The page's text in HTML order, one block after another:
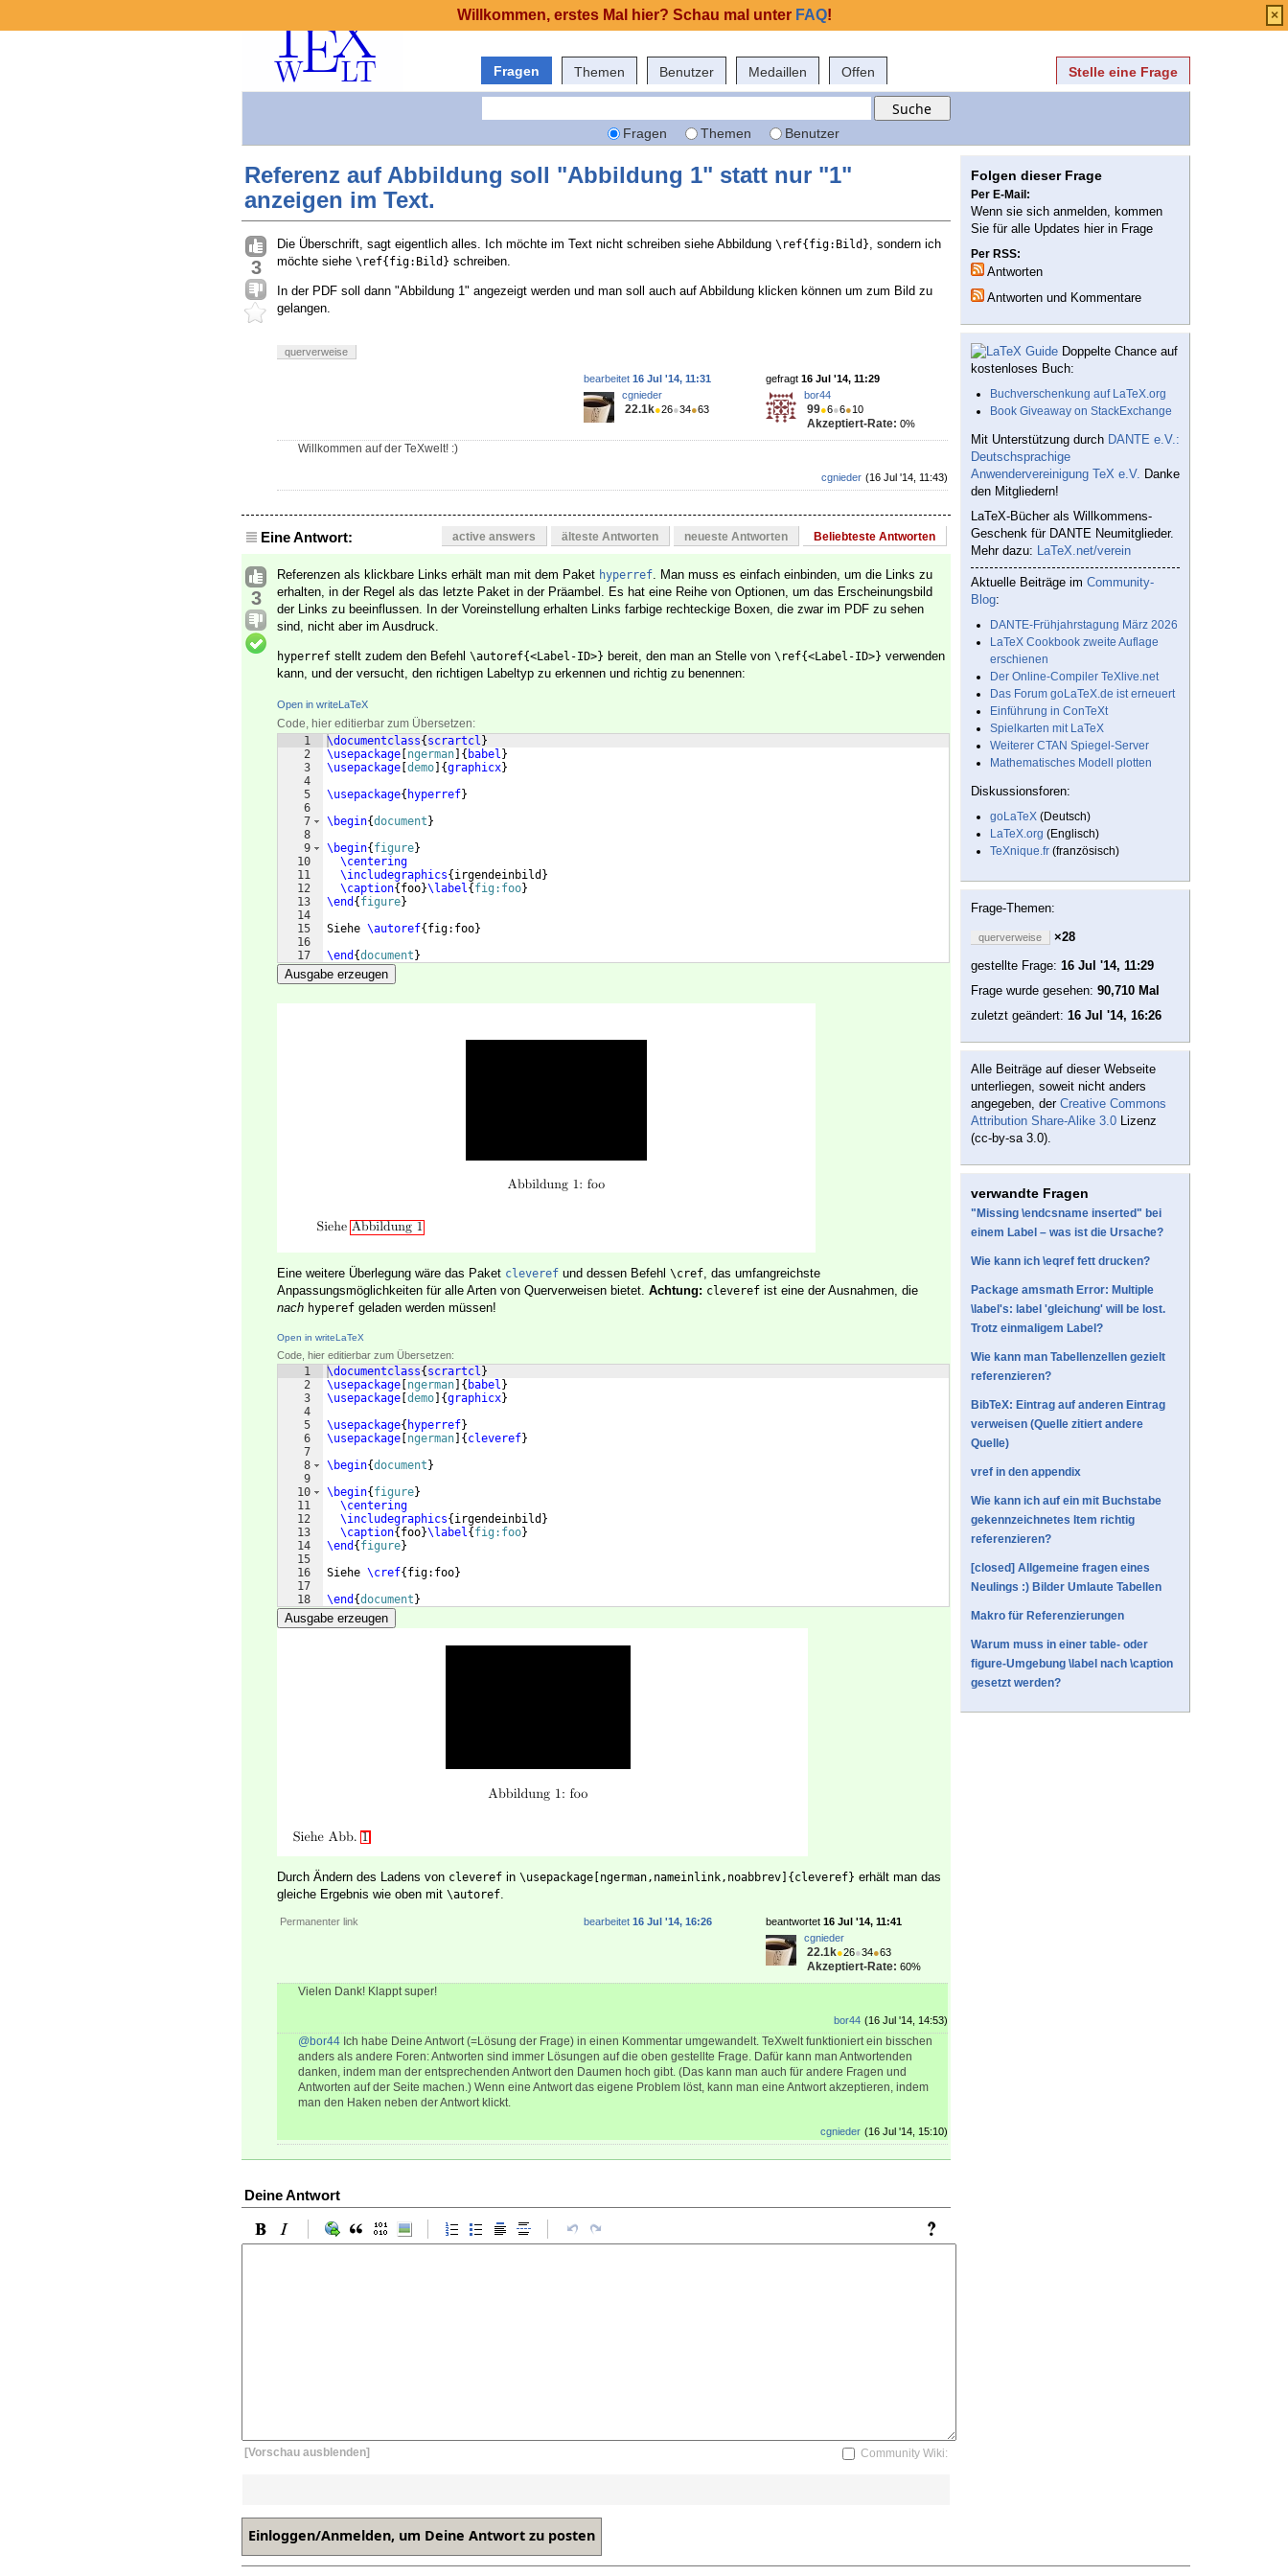
Fragen Themen Benutzer Medaillen Offen Stelle eine Frage
Fragen Themen Benutzer
Referenz auf Abbildung soll "Abbildung 1" statt nur "1"
anzeigen im Text.
3
Die Überschrift, sagt eigentlich alles. Ich möchte im Text nicht schreiben siehe Abbildung \ref{fig:Bild}, sondern ich
möchte siehe \ref{fig:Bild} schreiben.
In der PDF soll dann "Abbildung 1" angezeigt werden und man soll auch auf Abbildung klicken können um zum Bild zu
gelangen.
querverweise
gefragt 16 Jul '14, 11:29
bor44
99●6●6●10
Akzeptiert-Rate: 0%
bearbeitet 16 Jul '14, 11:31
cgnieder
22.1k●26●34●63
Willkommen auf der TeXwelt! :)
(16 Jul '14, 11:43)
cgnieder
Eine Antwort: active answers älteste Antworten neueste Antworten Beliebteste Antworten
3
Referenzen als klickbare Links erhält man mit dem Paket hyperref. Man muss es einfach einbinden, um die Links zu
erhalten, in der Regel als das letzte Paket in der Präambel. Es hat eine Reihe von Optionen, um das Erscheinungsbild
der Links zu beeinflussen. In der Voreinstellung erhalten Links farbige rechteckige Boxen, die zwar im PDF zu sehen
sind, nicht aber im Ausdruck.
hyperref stellt zudem den Befehl \autoref{<Label-ID>} bereit, den man an Stelle von \ref{<Label-ID>} verwenden
kann, und der versucht, den richtigen Labeltyp zu erkennen und richtig zu benennen:
Open in writeLaTeX
Code, hier editierbar zum Übersetzen:
1
2
3
4
5
6
7
8
9
10
11
12
13
14
15
16
17
\documentclass{ scrartcl }
\usepackage ngerman { babel }
\usepackage demo {graphicx}
\usepackage{ hyperref}
\begin{document }
\begin{ figure}
\centering
\includegraphics{ irgendeinbild }
\caption{ foo}\label{ fig:foo}
\end { figure}
Siehe \autoref{ fig:foo}
\end {document }
Ausgabe erzeugen
Eine weitere Überlegung wäre das Paket cleveref und dessen Befehl \cref, das umfangreichste
Anpassungsmöglichkeiten für alle Arten von Querverweisen bietet. Achtung: cleveref ist eine der Ausnahmen, die
nach hyperef geladen werden müssen!
Open in writeLaTeX
Code, hier editierbar zum Übersetzen:
1
2
3
4
5
6
7
8
9
10
11
12
13
14
15
16
17
18
\documentclass{ scrartcl }
\usepackage ngerman { babel }
\usepackage demo {graphicx}
\usepackage{ hyperref}
\usepackage ngerman { cleveref}
\begin{document }
\begin{ figure}
\centering
\includegraphics{ irgendeinbild }
\caption{ foo}\label{ fig:foo}
\end { figure}
Siehe \cref{ fig:foo}
\end {document }
Ausgabe erzeugen
Durch Ändern des Ladens von cleveref in \usepackage[ngerman,nameinlink,noabbrev]{cleveref} erhält man das
gleiche Ergebnis wie oben mit \autoref.
Permanenter link beantwortet 16 Jul '14, 11:41
cgnieder
22.1k●26●34●63
Akzeptiert-Rate: 60%
bearbeitet 16 Jul '14, 16:26
Vielen Dank! Klappt super!
(16 Jul '14, 14:53)
bor44
@bor44 Ich habe Deine Antwort (=Lösung der Frage) in einen Kommentar umgewandelt. TeXwelt funktioniert ein bisschen
anders als andere Foren: Antworten sind immer Lösungen auf die oben gestellte Frage. Dafür kann man Antwortenden
danken, indem man der entsprechenden Antwort den Daumen hoch gibt. (Das kann man auch für andere Fragen und
Antworten auf der Seite machen.) Wenn eine Antwort das eigene Problem löst, kann man eine Antwort akzeptieren, indem
man den Haken neben der Antwort klickt.
(16 Jul '14, 15:10)
cgnieder
Deine Antwort
[Vorschau ausblenden] Community Wiki:
Folgen dieser Frage
Per E-Mail:
Wenn sie sich anmelden, kommen
Sie für alle Updates hier in Frage
Per RSS:
Antworten
Antworten und Kommentare
Doppelte Chance auf
kostenloses Buch:
Buchverschenkung auf LaTeX.org
Book Giveaway on StackExchange
Mit Unterstützung durch DANTE e.V.:
Deutschsprachige
Anwendervereinigung TeX e.V. Danke
den Mitgliedern!
LaTeX-Bücher als Willkommens-
Geschenk für DANTE Neumitglieder.
Mehr dazu: LaTeX.net/verein
Aktuelle Beiträge im Community-
Blog:
DANTE-Frühjahrstagung März 2026
LaTeX Cookbook zweite Auflage
erschienen
Der Online-Compiler TeXlive.net
Das Forum goLaTeX.de ist erneuert
Einführung in ConTeXt
Spielkarten mit LaTeX
Weiterer CTAN Spiegel-Server
Mathematisches Modell plotten
Diskussionsforen:
goLaTeX (Deutsch)
LaTeX.org (Englisch)
TeXnique.fr (französisch)
Frage-Themen:
querverweise
×28
gestellte Frage: 16 Jul '14, 11:29
Frage wurde gesehen: 90,710 Mal
zuletzt geändert: 16 Jul '14, 16:26
Alle Beiträge auf dieser Webseite
unterliegen, soweit nicht anders
angegeben, der Creative Commons
Attribution Share-Alike 3.0 Lizenz
(cc-by-sa 3.0).
verwandte Fragen
"Missing \endcsname inserted" bei
einem Label – was ist die Ursache?
Wie kann ich \eqref fett drucken?
Package amsmath Error: Multiple
\label's: label 'gleichung' will be lost.
Trotz einmaligem Label?
Wie kann man Tabellenzellen gezielt
referenzieren?
BibTeX: Eintrag auf anderen Eintrag
verweisen (Quelle zitiert andere
Quelle)
vref in den appendix
Wie kann ich auf ein mit Buchstabe
gekennzeichnetes Item richtig
referenzieren?
[closed] Allgemeine fragen eines
Neulings :) Bilder Umlaute Tabellen
Makro für Referenzierungen
Warum muss in einer table- oder
figure-Umgebung \label nach \caption
gesetzt werden?
Willkommen, erstes Mal hier? Schau mal unter FAQ! ×